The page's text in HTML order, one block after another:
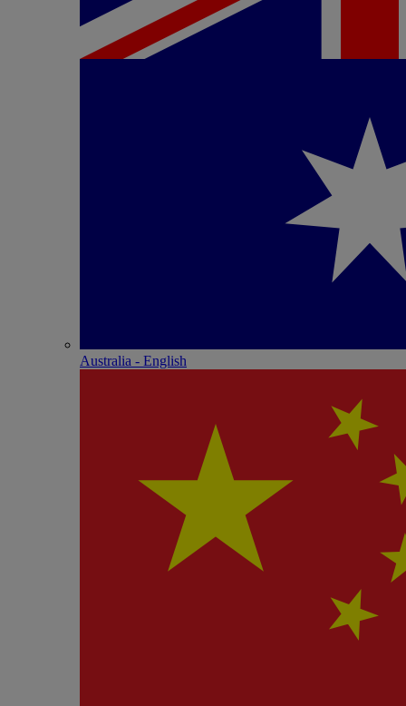
Australia - English